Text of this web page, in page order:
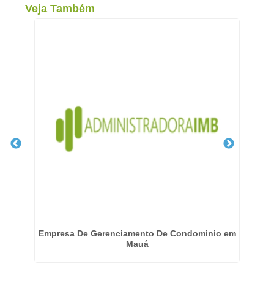
Veja Também
Empresa De Gerenciamento De Condominio em
Mauá